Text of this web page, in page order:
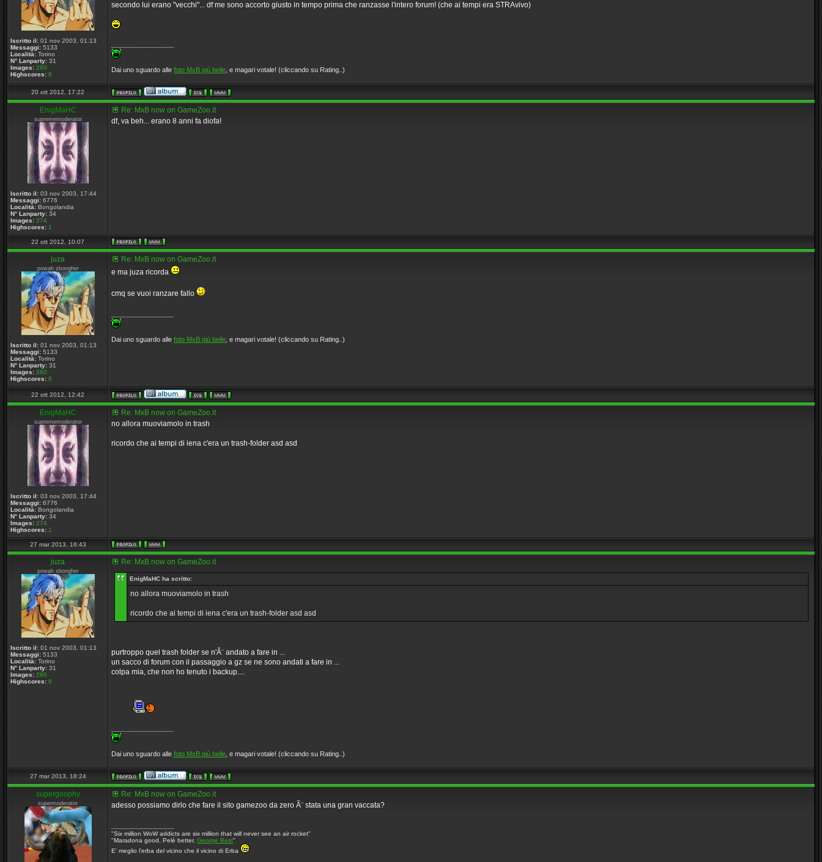
Iscritto il: 01 nov 2003, 01:13
Messaggi: 5133
Località: Torino
N° Lanparty: 31
Images: 260
Highscores: 8
secondo lui erano "vecchi"... df me sono accorto giusto in tempo prima che ranzasse l'intero forum! (che ai tempi era STRAvivo)
Dai uno sguardo alle foto MxB più belle , e magari votale! (cliccando su Rating..)
20 ott 2012, 17:22
EnigMaHC
suprememoderator
Iscritto il: 03 nov 2003, 17:44
Messaggi: 6776
Località: Bongolandia
N° Lanparty: 34
Images: 274
Highscores: 1
Re: MxB now on GameZoo.it
df, va beh... erano 8 anni fa diofa!
22 ott 2012, 10:07
juza
powah sbongher
Iscritto il: 01 nov 2003, 01:13
Messaggi: 5133
Località: Torino
N° Lanparty: 31
Images: 260
Highscores: 8
Re: MxB now on GameZoo.it
e ma juza ricorda
cmq se vuoi ranzare fallo
Dai uno sguardo alle foto MxB più belle , e magari votale! (cliccando su Rating..)
22 ott 2012, 12:42
EnigMaHC
suprememoderator
Iscritto il: 03 nov 2003, 17:44
Messaggi: 6776
Località: Bongolandia
N° Lanparty: 34
Images: 274
Highscores: 1
Re: MxB now on GameZoo.it
no allora muoviamolo in trash
ricordo che ai tempi di iena c'era un trash-folder asd asd
27 mar 2013, 16:43
juza
powah sbongher
Iscritto il: 01 nov 2003, 01:13
Messaggi: 5133
Località: Torino
N° Lanparty: 31
Images: 260
Highscores: 8
Re: MxB now on GameZoo.it
EnigMaHC ha scritto:
no allora muoviamolo in trash
ricordo che ai tempi di iena c'era un trash-folder asd asd
purtroppo quel trash folder se n'Ã¨ andato a fare in ...
un sacco di forum con il passaggio a gz se ne sono andati a fare in ...
colpa mia, che non ho tenuto i backup....
Dai uno sguardo alle foto MxB più belle , e magari votale! (cliccando su Rating..)
27 mar 2013, 18:24
supergoophy
supermoderator
Re: MxB now on GameZoo.it
adesso possiamo dirlo che fare il sito gamezoo da zero Ã¨ stata una gran vaccata?
"Six million WoW addicts are six million that will never see an air rocket"
"Maradona good, Pelè better, George Best"
E' meglio l'erba del vicino che il vicino di Erba